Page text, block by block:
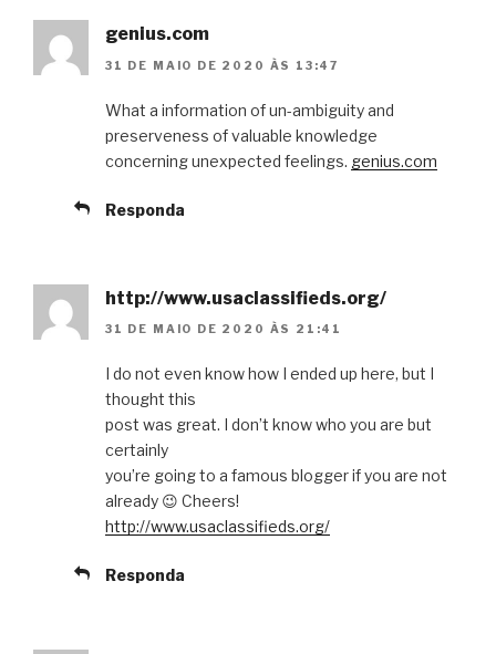
genius.com
31 DE MAIO DE 2020 ÀS 13:47
What a information of un-ambiguity and
preserveness of valuable knowledge
concerning unexpected feelings. genius.com
Responda
http://www.usaclassifieds.org/
31 DE MAIO DE 2020 ÀS 21:41
I do not even know how I ended up here, but I
thought this
post was great. I don’t know who you are but
certainly
you’re going to a famous blogger if you are not
already 😉 Cheers!
http://www.usaclassifieds.org/
Responda